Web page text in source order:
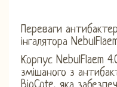
Переваги
інгалятора
Корпус NebulFlaem
змішаного з